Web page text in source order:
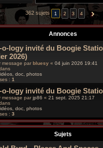
362 sujets 1 2 3 4
Annonces
logy invité du Boogie
2026)
message par bluesy « 04 juin 2026 19:41
doc, photos
: 1
o-logy invité du Boogie
message parjp86 « 21 sept. 2025 21:17
doc, photos
: 3
Sujets